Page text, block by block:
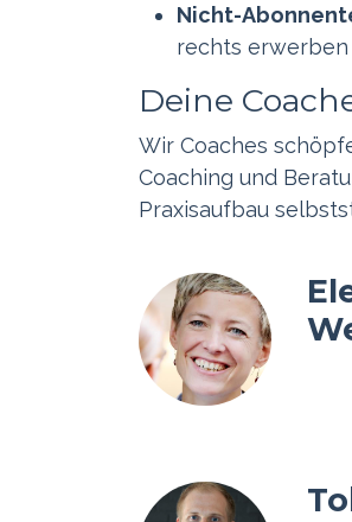
Nicht-
rechts erwerben
Deine
Wir Coaches
Coaching und
Praxisaufbau